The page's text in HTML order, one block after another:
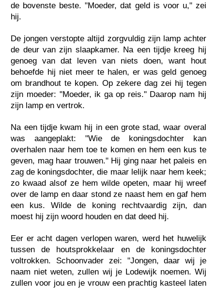
de bovenste beste. "Moeder, dat geld is voor u," zei
hij.
De jongen verstopte altijd zorgvuldig zijn lamp achter
de deur van zijn slaapkamer. Na een tijdje kreeg hij
genoeg van dat leven van niets doen, want hout
behoefde hij niet meer te halen, er was geld genoeg
om brandhout te kopen. Op zekere dag zei hij tegen
zijn moeder: "Moeder, ik ga op reis." Daarop nam hij
zijn lamp en vertrok.
Na een tijdje kwam hij in een grote stad, waar overal
was aangeplakt: "Wie de koningsdochter kan
overhalen naar hem toe te komen en hem een kus te
geven, mag haar trouwen." Hij ging naar het paleis en
zag de koningsdochter, die maar lelijk naar hem keek;
zo kwaad alsof ze hem wilde opeten, maar hij wreef
over de lamp en daar stond ze naast hem en gaf hem
een kus. Wilde de koning rechtvaardig zijn, dan
moest hij zijn woord houden en dat deed hij.
Eer er acht dagen verlopen waren, werd het huwelijk
tussen de houtsprokkelaar en de koningsdochter
voltrokken. Schoonvader zei: "Jongen, daar wij je
naam niet weten, zullen wij je Lodewijk noemen. Wij
zullen voor jou en je vrouw een prachtig kasteel laten